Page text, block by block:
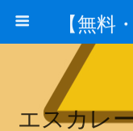
エスカレ